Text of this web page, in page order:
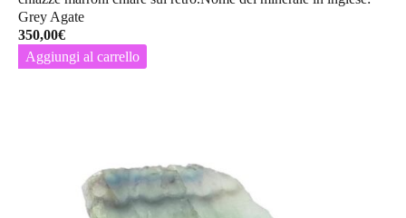
Grey Agate
350,00€
Aggiungi al carrello